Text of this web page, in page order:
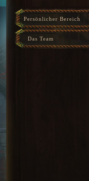
Persönlicher Bereich
Das Team